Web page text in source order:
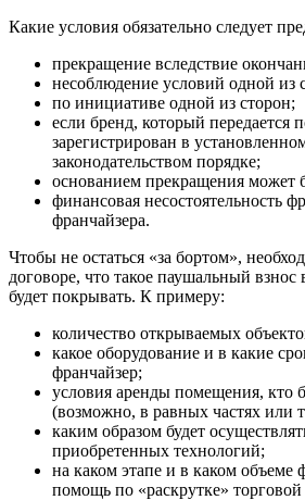
Какие условия обязательно следует
прекращение вследствие
несоблюдение условий одной из
по инициативе одной из сторон;
если бренд, который передается
зарегистрирован в
законодательством порядке;
основанием прекращения может
финансовая несостоятельность
франчайзера.
Чтобы не остаться «за бортом»,
договоре, что такое паушальный
будет покрывать. К примеру:
количество открываемых
какое оборудование и в какие
франчайзер;
условия аренды помещения, кто
(возможно, в равных частях или
каким образом будет
приобретенных технологий;
на каком этапе и в каком объеме
помощь по «раскрутке» торговой